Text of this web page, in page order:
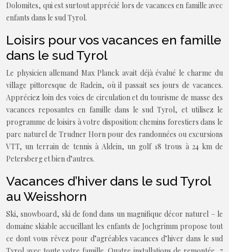
Dolomites, qui est surtout apprécié lors de vacances en famille avec
enfants dans le sud Tyrol.
Loisirs pour vos vacances en famille
dans le sud Tyrol
Le physicien allemand Max Planck avait déjà évalué le charme du
village pittoresque de Radein, où il passait ses jours de vacances.
Appréciez loin des voies de circulation et du tourisme de masse des
vacances reposantes en famille dans le sud Tyrol, et utilisez le
programme de loisirs à votre disposition: chemins forestiers dans le
parc naturel de Trudner Horn pour des randonnées ou excursions
VTT, un terrain de tennis à Aldein, un golf 18 trous à 24 km de
Petersberg et bien d’autres.
Vacances d’hiver dans le sud Tyrol
au Weisshorn
Ski, snowboard, ski de fond dans un magnifique décor naturel – le
domaine skiable accueillant les enfants de Jochgrimm propose tout
ce dont vous rêvez pour d’agréables vacances d’hiver dans le sud